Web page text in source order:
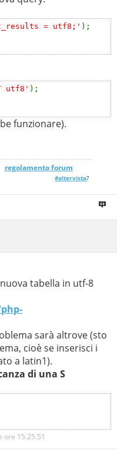
= utf8;' );
utf8' );
funzionare).
regolamento forum
#altervista?
tabella in utf-8
sarà altrove (sto
cioè se inserisci i
a latin1).
di una S
charset=utf-8'
ore 15.25.51